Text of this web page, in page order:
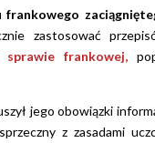
zastosować
frankowej,
jego obowiązki
z zasadami